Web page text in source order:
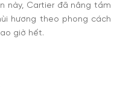
này, Cartier đã nâng tầm
hương theo phong cách
giờ hết.